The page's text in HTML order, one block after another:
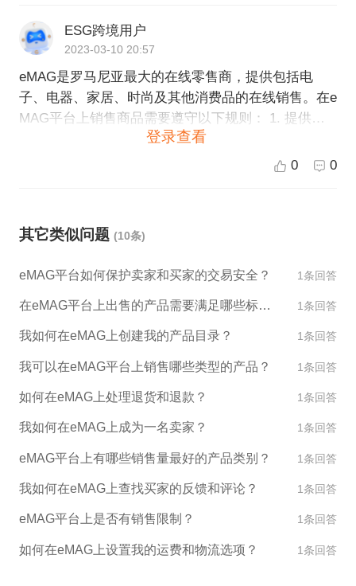
保持诚信，禁止任何虚假宣传和欺诈行为。 8.商家有
责任确保产品在平台上的合法性和完整性。 9.商家需
遵循适用法律和法规的规定。 遵守平台规则可以保证
商家在eMAG的平台上拥有良好的声誉和用户评价，
从而增加销售额和客户信任。
ESG跨境用户
2023-03-10 20:57
eMAG是罗马尼亚最大的在线零售商，提供包括电
子、电器、家居、时尚及其他消费品的在线销售。在e
MAG平台上销售商品需要遵守以下规则： 1. 提供真
实准确的商品信息。 2. 不允许售卖仿冒品、盗版商品
等违规产品。 3. 承诺提供完善的售后服务，包括退换
结算。 以上是eMAG平台基本的规则。如果您有意向
定和流程，并遵守平台的所有规则以保证商户账户的
安全和稳定。
登录查看
0 0
其它类似问题 (10条)
eMAG平台如何保护卖家和买家的交易安全？ 1条回答
在eMAG平台上出售的产品需要满足哪些标准？ 1条回答
我如何在eMAG上创建我的产品目录？ 1条回答
我可以在eMAG平台上销售哪些类型的产品？ 1条回答
如何在eMAG上处理退货和退款？ 1条回答
我如何在eMAG上成为一名卖家？ 1条回答
eMAG平台上有哪些销售量最好的产品类别？ 1条回答
我如何在eMAG上查找买家的反馈和评论？ 1条回答
eMAG平台上是否有销售限制？ 1条回答
如何在eMAG上设置我的运费和物流选项？ 1条回答